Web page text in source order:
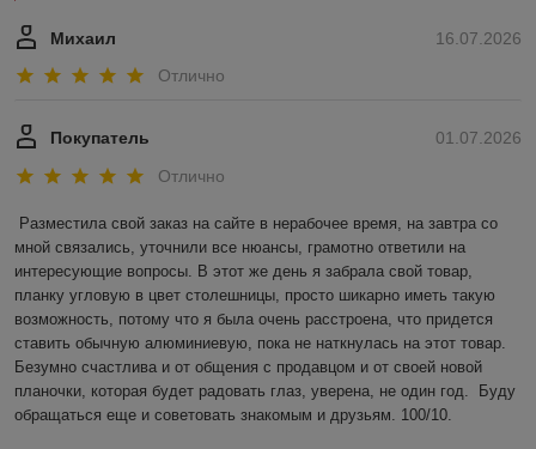
16.07.2026
Михаил
Отлично
01.07.2026
Покупатель
Отлично
Разместила свой заказ на сайте в нерабочее время, на завтра со
мной связались, уточнили все нюансы, грамотно ответили на
интересующие вопросы. В этот же день я забрала свой товар,
планку угловую в цвет столешницы, просто шикарно иметь такую
возможность, потому что я была очень расстроена, что придется
ставить обычную алюминиевую, пока не наткнулась на этот товар.
Безумно счастлива и от общения с продавцом и от своей новой
планочки, которая будет радовать глаз, уверена, не один год.  Буду
обращаться еще и советовать знакомым и друзьям. 100/10.